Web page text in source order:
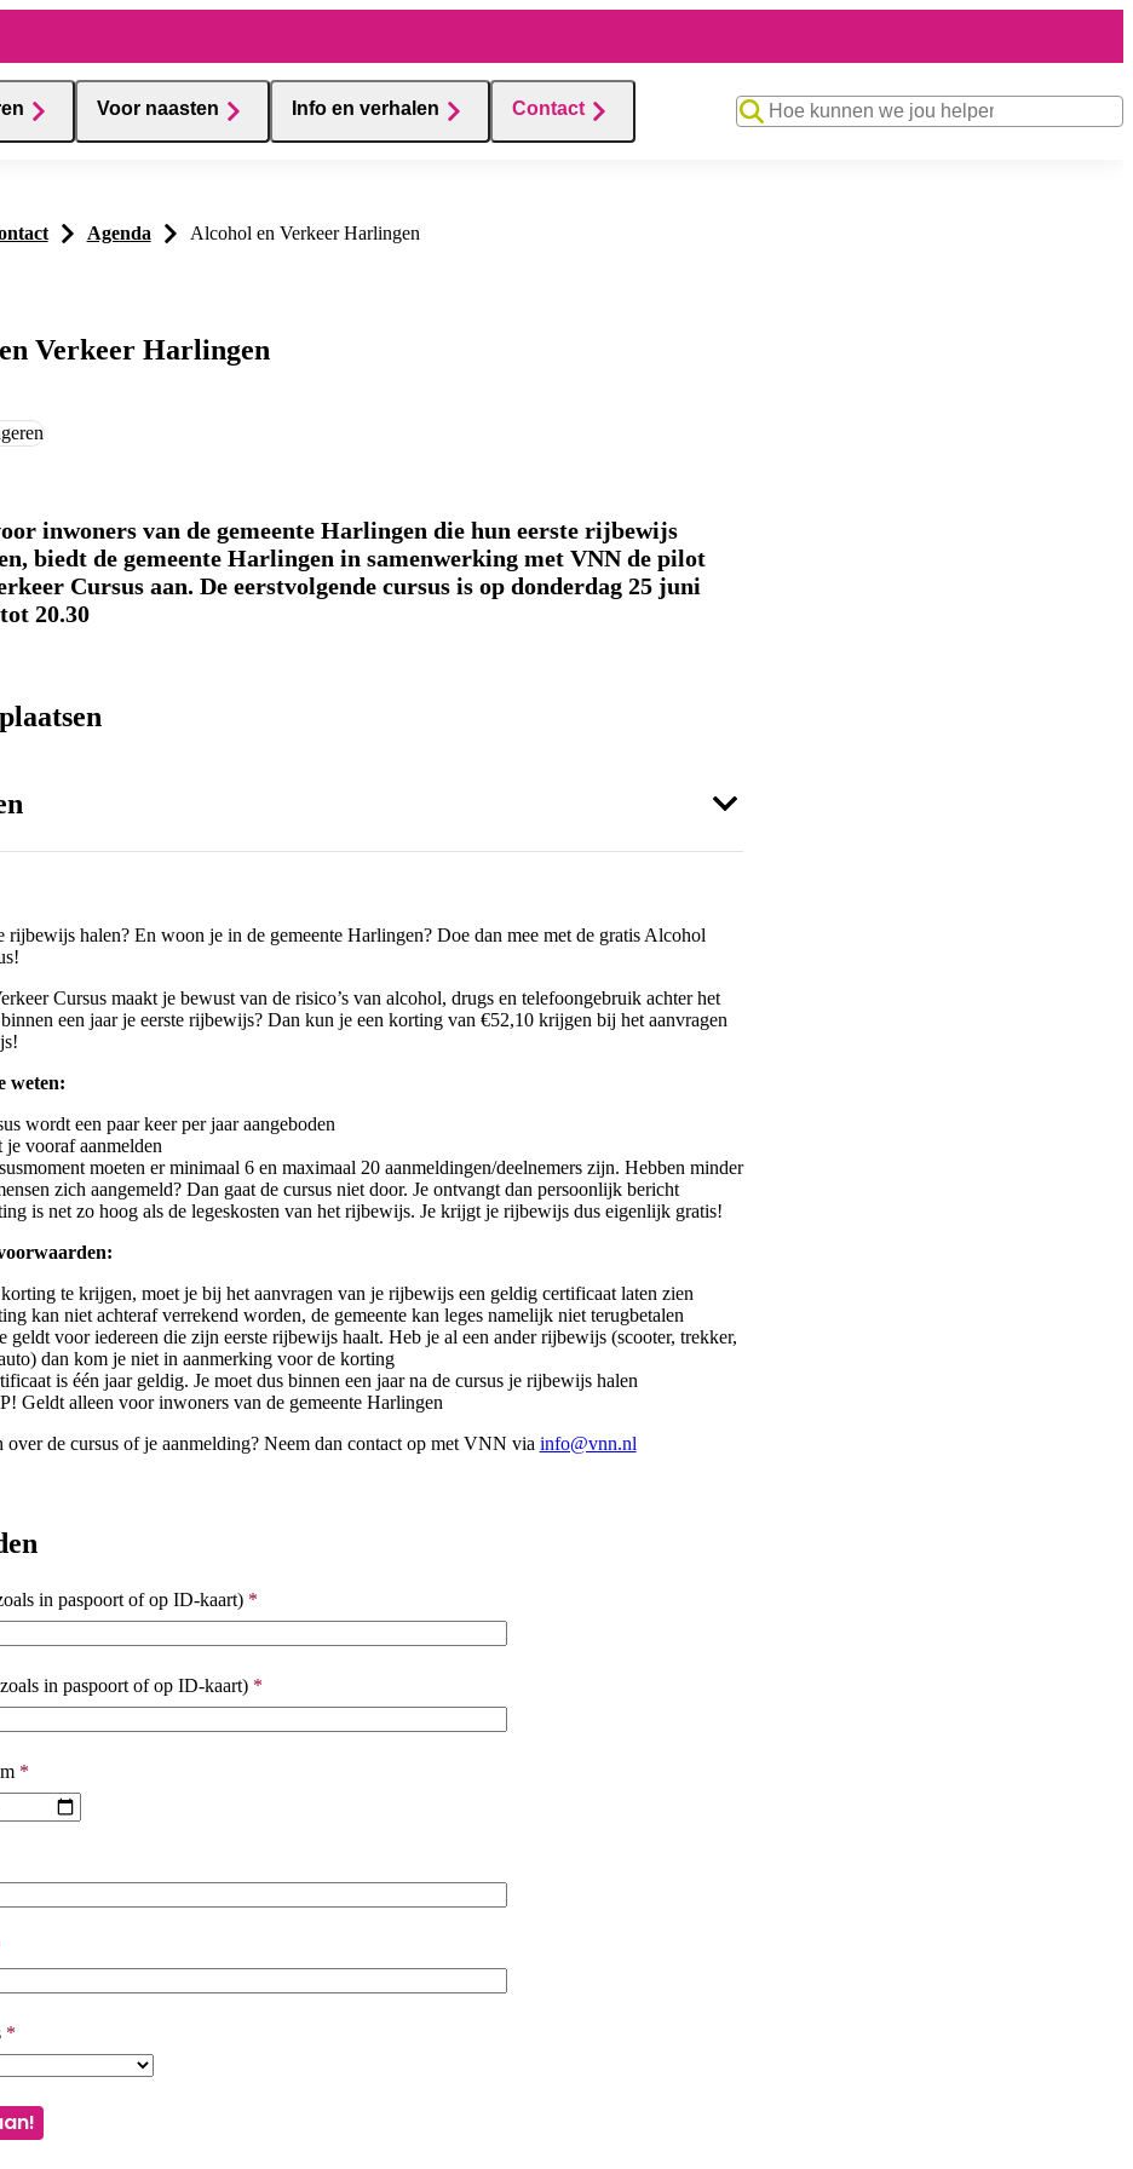
Voor naasten Info en verhalen Contact Zoekwoord
Agenda Alcohol en Verkeer Harlingen
Verkeer Harlingen
inwoners van de gemeente Harlingen die hun eerste rijbewijs
biedt de gemeente Harlingen in samenwerking met VNN de pilot
Cursus aan. De eerstvolgende cursus is op donderdag 25 juni
20.30
rijbewijs halen? En woon je in de gemeente Harlingen? Doe dan mee met de gratis Alcohol
Cursus maakt je bewust van de risico’s van alcohol, drugs en telefoongebruik achter het
een jaar je eerste rijbewijs? Dan kun je een korting van €52,10 krijgen bij het aanvragen
weten:
wordt een paar keer per jaar aangeboden
je vooraf aanmelden
moeten er minimaal 6 en maximaal 20 aanmeldingen/deelnemers zijn. Hebben minder
zich aangemeld? Dan gaat de cursus niet door. Je ontvangt dan persoonlijk bericht
is net zo hoog als de legeskosten van het rijbewijs. Je krijgt je rijbewijs dus eigenlijk gratis!
te krijgen, moet je bij het aanvragen van je rijbewijs een geldig certificaat laten zien
kan niet achteraf verrekend worden, de gemeente kan leges namelijk niet terugbetalen
geldt voor iedereen die zijn eerste rijbewijs haalt. Heb je al een ander rijbewijs (scooter, trekker,
dan kom je niet in aanmerking voor de korting
is één jaar geldig. Je moet dus binnen een jaar na de cursus je rijbewijs halen
Geldt alleen voor inwoners van de gemeente Harlingen
over de cursus of je aanmelding? Neem dan contact op met VNN via info@vnn.nl
in paspoort of ID-kaart)
in paspoort of op ID-kaart) *
in paspoort of op ID-kaart) *
*
*